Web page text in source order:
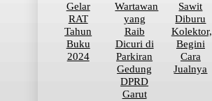
Gelar
RAT
Tahun
Buku
2024
Wartawan
yang
Raib
Dicuri di
Parkiran
Gedung
DPRD
Garut
Sawit
Diburu
Kolektor,
Begini
Cara
Jualnya